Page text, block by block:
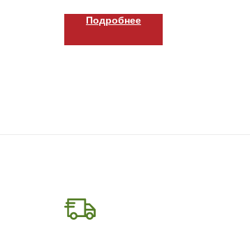
Подробнее